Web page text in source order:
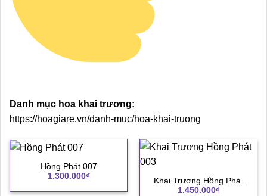
Danh mục hoa khai trương:
https://hoagiare.vn/danh-muc/hoa-khai-truong
Hồng Phát 007
1.300.000₫
Khai Trương Hồng Phát
003
1.450.000₫